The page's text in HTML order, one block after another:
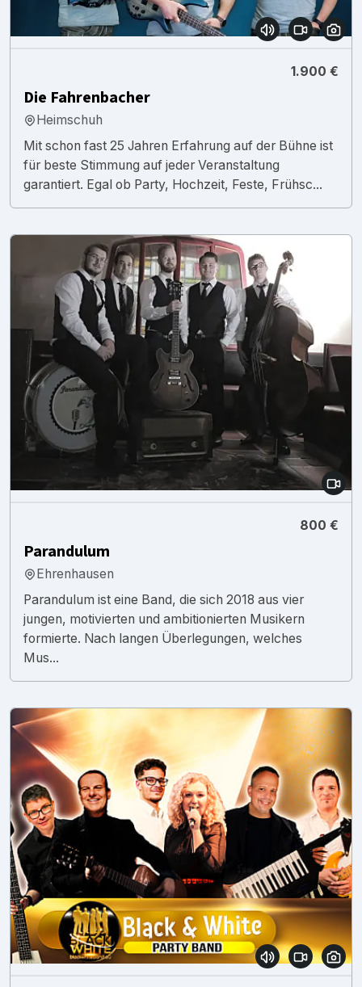
1.900 €
Die Fahrenbacher
Heimschuh
Mit schon fast 25 Jahren Erfahrung auf der Bühne ist
für beste Stimmung auf jeder Veranstaltung
garantiert. Egal ob Party, Hochzeit, Feste, Frühsc...
800 €
Parandulum
Ehrenhausen
Parandulum ist eine Band, die sich 2018 aus vier
jungen, motivierten und ambitionierten Musikern
formierte. Nach langen Überlegungen, welches
Mus...